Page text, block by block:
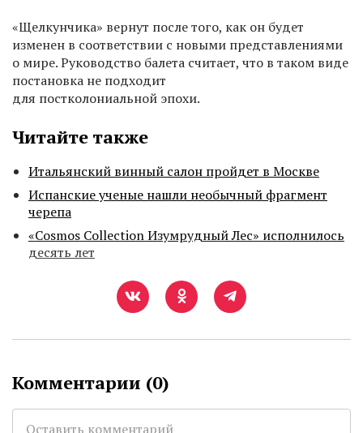
«Щелкунчика» вернут после того, как он будет
изменен в соответствии с новыми представлениями
о мире. Руководство балета считает, что в таком виде
постановка не подходит
для постколониальной эпохи.
Читайте также
Итальянский винный салон пройдет в Москве
Испанские ученые нашли необычный фрагмент
черепа
«Cosmos Collection Изумрудный Лес» исполнилось
десять лет
Комментарии (0)